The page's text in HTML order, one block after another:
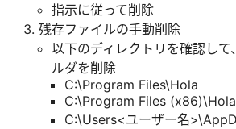
指示に従って削除
残存ファイルの手動削除
以下のディレクトリを確認し
ルダを削除
C:\Program Files\Hola
C:\Program Files (x86)\Hola
C:\Users<ユーザー名